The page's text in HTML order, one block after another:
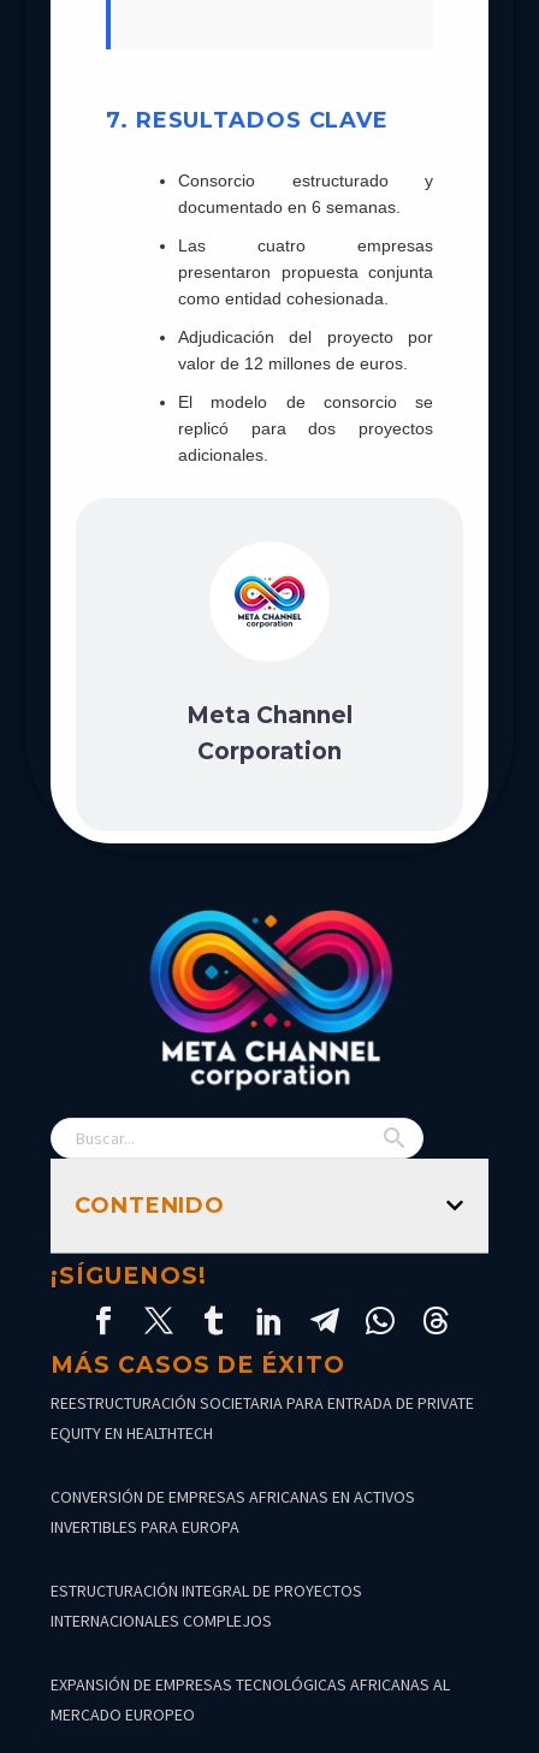
7. RESULTADOS CLAVE
Consorcio estructurado y
documentado en 6 semanas.
Las cuatro empresas
presentaron propuesta conjunta
como entidad cohesionada.
Adjudicación del proyecto por
valor de 12 millones de euros.
El modelo de consorcio se
replicó para dos proyectos
adicionales.
Meta Channel
Corporation
CONTENIDO
¡SÍGUENOS!
MÁS CASOS DE ÉXITO
REESTRUCTURACIÓN SOCIETARIA PARA ENTRADA DE PRIVATE
EQUITY EN HEALTHTECH
CONVERSIÓN DE EMPRESAS AFRICANAS EN ACTIVOS
INVERTIBLES PARA EUROPA
ESTRUCTURACIÓN INTEGRAL DE PROYECTOS
INTERNACIONALES COMPLEJOS
EXPANSIÓN DE EMPRESAS TECNOLÓGICAS AFRICANAS AL
MERCADO EUROPEO